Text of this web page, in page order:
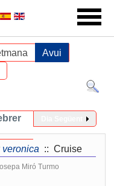
Avui
veronica :: Cruise
Miró Turmo